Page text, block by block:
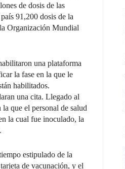
de dosis de las
91,200 dosis de la
Organización Mundial
una plataforma
la fase en la que le
habilitados.
una cita. Llegado al
que el personal de salud
la cual fue inoculado, la
estipulado de la
de vacunación, y el